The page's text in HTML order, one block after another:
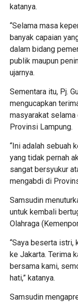
katanya.
“Selama masa
banyak capaian
dalam bidang
publik maupun
ujarnya.
Sementara itu, Pj.
mengucapkan
masyarakat selama
Provinsi Lampung.
“Ini adalah sebuah
yang tidak pernah
sangat bersyukur
mengabdi di
Samsudin
untuk kembali
Olahraga
“Saya beserta istri,
ke Jakarta. Terima
bersama kami,
hati,” katanya.
Samsudin